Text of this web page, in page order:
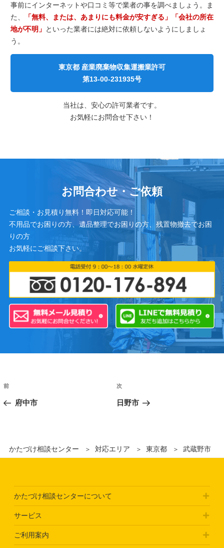
かたづけ相談センター 対応エリア 東京都 武蔵野市
事前にインターネットや口コミ等で業者の事を調べましょう。ま
た、
「無料、または、あまりにも料金が安すぎる」「会社の所在
地が不明」 といった業者には絶対に依頼しないようにしましょ
う。
東京都 産業廃棄物収集運搬業許可
第13-00-231935号
当社は、安心の許可業者です。
お気軽にお問合せ下さい！
お問合わせ・ご依頼
ご相談・お見積り無料！即日対応可能！
不用品でお困りの方、遺品整理でお困りの方、残置物撤去でお困
りの方
お気軽にご相談下さい。
前
府中市
次
日野市
かたづけ相談センターについて
サービス
ご利用案内